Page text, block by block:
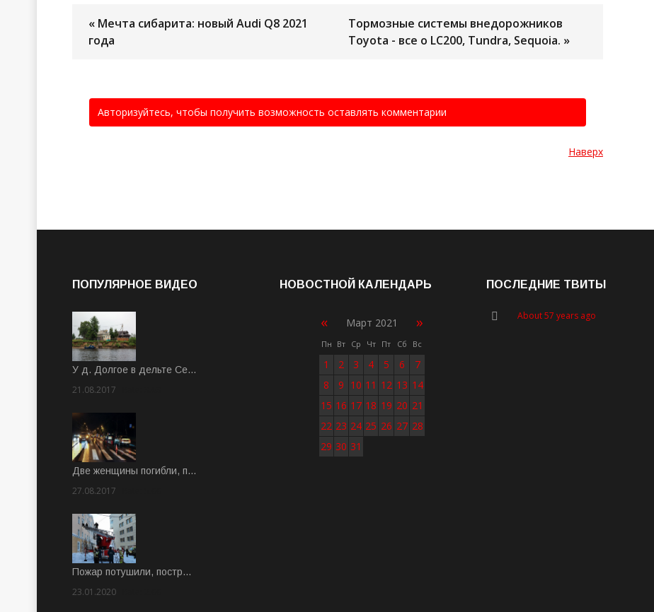
« Мечта сибарита: новый Audi Q8 2021
года
Тормозные системы внедорожников
Toyota - все о LC200, Tundra, Sequoia. »
Авторизуйтесь, чтобы получить возможность оставлять комментарии
Наверх
ПОПУЛЯРНОЕ ВИДЕО
У д. Долгое в дельте Се…
21.08.2017
Две женщины погибли, п…
27.08.2017
Пожар потушили, постр…
23.01.2020
НОВОСТНОЙ КАЛЕНДАРЬ
« Март 2021 »
Пн Вт Ср Чт Пт Сб Вс
1 2 3 4 5 6
7
8
9 10 11 12 13 14
15 16 17 18 19 20 21
22 23 24 25 26 27 28
29 30 31
ПОСЛЕДНИЕ ТВИТЫ
About 57 years ago